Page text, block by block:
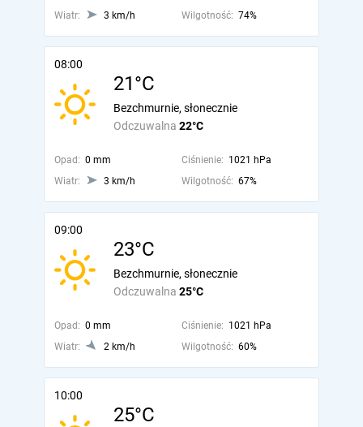
Wiatr: 3 km/h Wilgotność: 74%
08:00
21°C
Odczuwalna 22°C
Bezchmurnie, słonecznie
Opad: 0 mm Ciśnienie: 1021 hPa
Wiatr:
3 km/h Wilgotność: 67%
09:00
23°C
Odczuwalna 25°C
Bezchmurnie, słonecznie
Opad: 0 mm Ciśnienie: 1021 hPa
Wiatr:
2 km/h Wilgotność: 60%
10:00
25°C